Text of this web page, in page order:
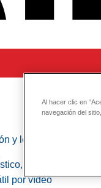
y localización
inspección y
por vídeo
Al hacer clic en
navegación del